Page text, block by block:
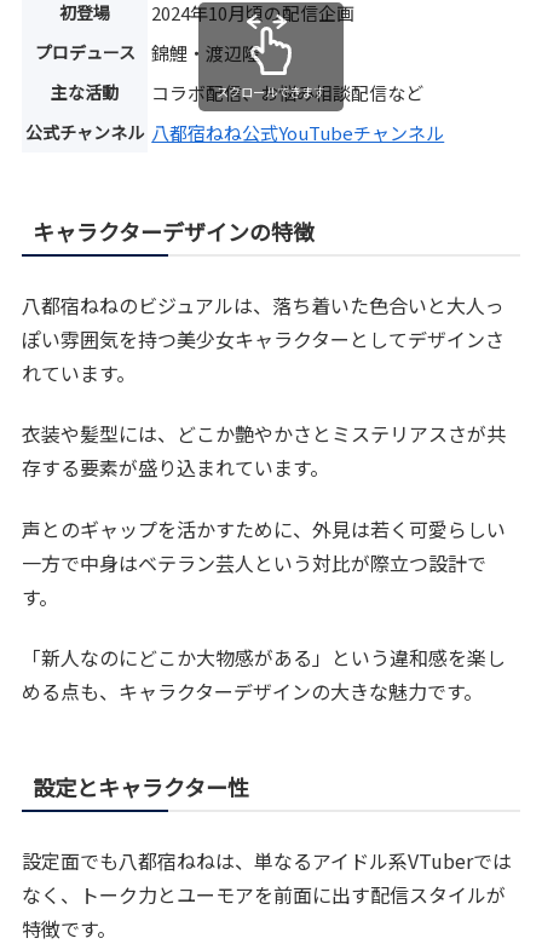
初登場 2024年10月頃の配信企画
プロデュース 錦鯉・渡辺隆
主な活動 コラボ配信、お悩み相談配信など
公式チャンネル 八都宿ねね公式YouTubeチャンネル
スクロールできます
キャラクターデザインの特徴
八都宿ねねのビジュアルは、落ち着いた色合いと大人っ
ぽい雰囲気を持つ美少女キャラクターとしてデザインさ
れています。
衣装や髪型には、どこか艶やかさとミステリアスさが共
存する要素が盛り込まれています。
声とのギャップを活かすために、外見は若く可愛らしい
一方で中身はベテラン芸人という対比が際立つ設計で
す。
「新人なのにどこか大物感がある」という違和感を楽し
める点も、キャラクターデザインの大きな魅力です。
設定とキャラクター性
設定面でも八都宿ねねは、単なるアイドル系VTuberでは
なく、トーク力とユーモアを前面に出す配信スタイルが
特徴です。